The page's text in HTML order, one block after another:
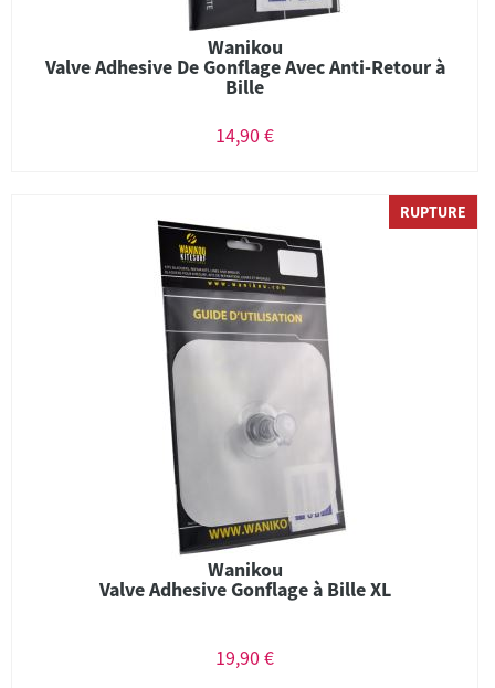
Wanikou
Valve Adhesive De Gonflage Avec Anti-Retour à
Bille
14,90 €
RUPTURE
Wanikou
Valve Adhesive Gonflage à Bille XL
19,90 €